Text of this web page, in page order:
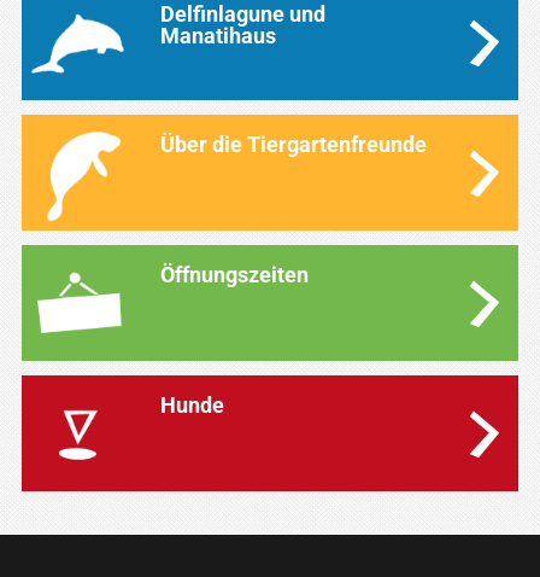
Delfinlagune und
Manatihaus
Über die Tiergartenfreunde
Öffnungszeiten
Hunde